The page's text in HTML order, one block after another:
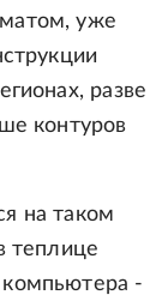
уже
разве
контуров
на таком
теплице
-